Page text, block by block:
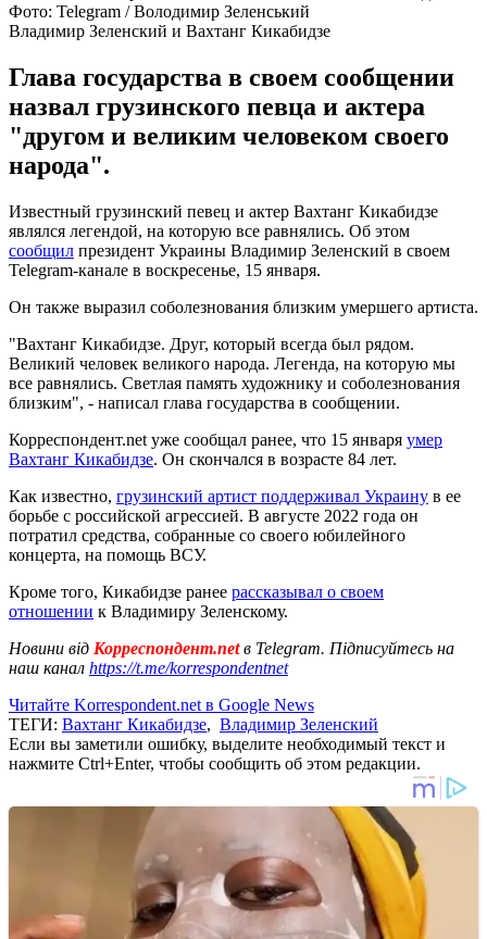
Фото: Telegram / Володимир Зеленський
Владимир Зеленский и Вахтанг Кикабидзе
Глава государства в своем сообщении
назвал грузинского певца и актера
"другом и великим человеком своего
народа".
Известный грузинский певец и актер Вахтанг Кикабидзе
являлся легендой, на которую все равнялись. Об этом
сообщил президент Украины Владимир Зеленский в своем
Telegram-канале в воскресенье, 15 января.
Он также выразил соболезнования близким умершего артиста.
"Вахтанг Кикабидзе. Друг, который всегда был рядом.
Великий человек великого народа. Легенда, на которую мы
все равнялись. Светлая память художнику и соболезнования
близким", - написал глава государства в сообщении.
Корреспондент.net уже сообщал ранее, что 15 января умер
Вахтанг Кикабидзе. Он скончался в возрасте 84 лет.
Как известно, грузинский артист поддерживал Украину в ее
борьбе с российской агрессией. В августе 2022 года он
потратил средства, собранные со своего юбилейного
концерта, на помощь ВСУ.
Кроме того, Кикабидзе ранее рассказывал о своем
отношении к Владимиру Зеленскому.
Новини від Корреспондент.netв Telegram. Підписуйтесь на
наш канал https://t.me/korrespondentnet
Читайте Korrespondent.net в Google News
ТЕГИ: Вахтанг Кикабидзе, Владимир Зеленский
Если вы заметили ошибку, выделите необходимый текст и
нажмите Ctrl+Enter, чтобы сообщить об этом редакции.